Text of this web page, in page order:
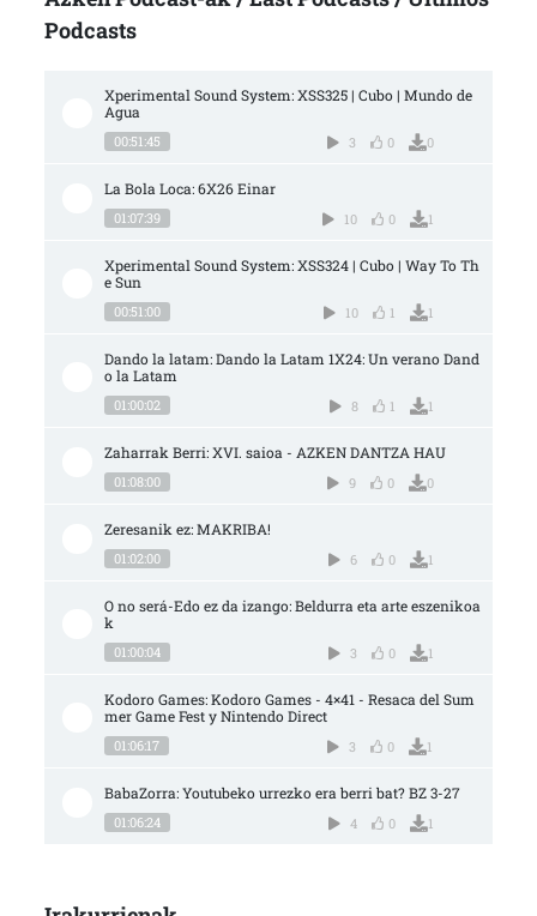
Podcasts
Xperimental Sound System: XSS325 | Cubo | Mundo de
Agua
00:51:45 3 0 0
La Bola Loca: 6X26 Einar
01:07:39 10 0 1
Xperimental Sound System: XSS324 | Cubo | Way To Th
e Sun
00:51:00 10 1 1
Dando la latam: Dando la Latam 1X24: Un verano Dand
o la Latam
01:00:02 8 1 1
Zaharrak Berri: XVI. saioa - AZKEN DANTZA HAU
01:08:00 9 0 0
Zeresanik ez: MAKRIBA!
01:02:00 6 0 1
O no será-Edo ez da izango: Beldurra eta arte eszenikoa
k
01:00:04 3 0 1
Kodoro Games: Kodoro Games - 4×41 - Resaca del Sum
mer Game Fest y Nintendo Direct
01:06:17 3 0 1
BabaZorra: Youtubeko urrezko era berri bat? BZ 3-27
01:06:24 4 0 1